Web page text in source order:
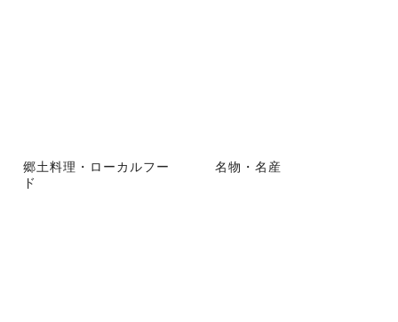
郷土料理・ローカルフー
ド
名物・名産